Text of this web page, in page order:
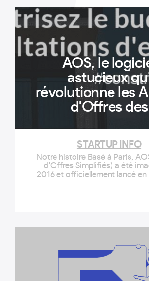
AOS, le
astucieux
révolutionne les
d'Offres des
immobiliers
STARTUP INFO
Notre histoire Basé à Paris,
d'Offres Simplifiés) a été
2016 et officiellement lancé en
temps consacré au